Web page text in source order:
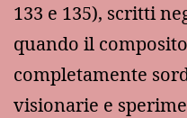
133 e 135), scritti
quando il
completamente
visionarie e